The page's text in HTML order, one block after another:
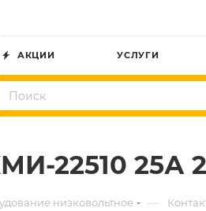
АКЦИИ УСЛУГИ
22510 25А
низковольтное —